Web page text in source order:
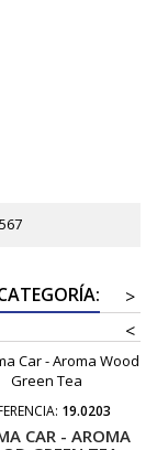
>
<
19.0203
CAR - AROMA